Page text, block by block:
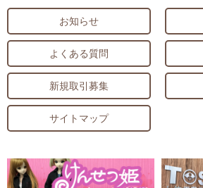
お知らせ
よくある質問
新規取引募集
サイトマップ